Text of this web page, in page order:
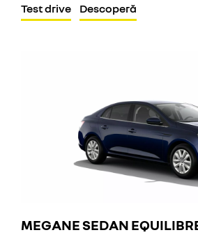
Test drive
Descoperă
MEGANE SEDAN